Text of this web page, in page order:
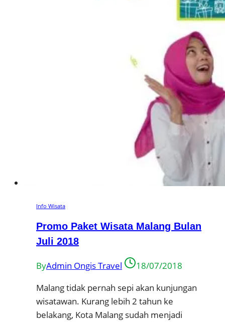
Info Wisata
Promo Paket Wisata Malang Bulan
Juli 2018
ByAdmin Ongis Travel
18/07/2018
Malang tidak pernah sepi akan kunjungan
wisatawan. Kurang lebih 2 tahun ke
belakang, Kota Malang sudah menjadi